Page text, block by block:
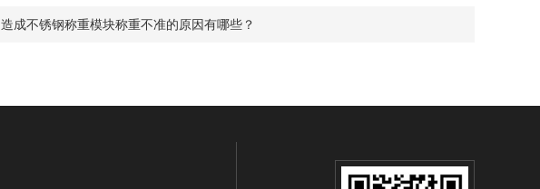
造成不锈钢称重模块称重不准的原因有哪些？